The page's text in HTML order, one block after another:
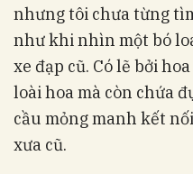
nhưng tôi chưa từng
như khi nhìn một bó
xe đạp cũ. Có lẽ bởi
loài hoa mà còn chứa
cầu mỏng manh kết
xưa cũ.